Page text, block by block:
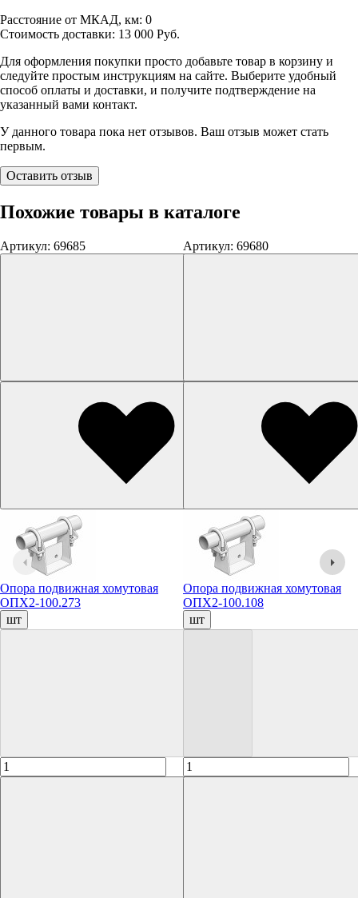
Расстояние от МКАД, км: 0
Стоимость доставки: 13 000 Руб.
Для оформления покупки просто добавьте товар в корзину и
следуйте простым инструкциям на сайте. Выберите удобный
способ оплаты и доставки, и получите подтверждение на
указанный вами контакт.
У данного товара пока нет отзывов. Ваш отзыв может стать
первым.
Оставить отзыв
Похожие товары в каталоге
Артикул: 69685
Опора подвижная хомутовая
ОПХ2-100.273
шт
Артикул: 69680
Опора подвижная хомутовая
ОПХ2-100.108
шт